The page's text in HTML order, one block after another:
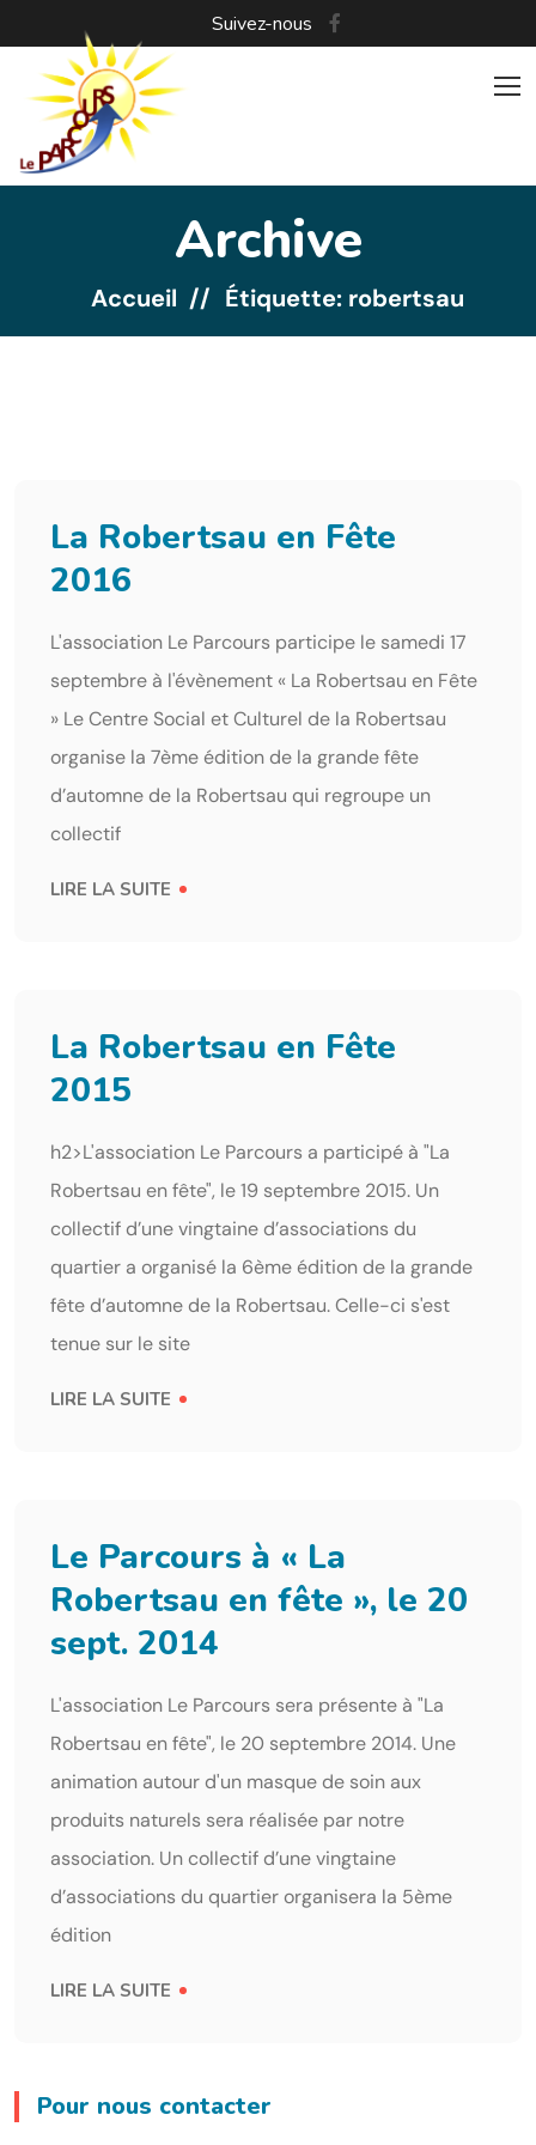
Suivez-nous
Archive
Accueil Étiquette: robertsau
La Robertsau en Fête
2016
L'association Le Parcours participe le samedi 17
septembre à l'évènement « La Robertsau en Fête
» Le Centre Social et Culturel de la Robertsau
organise la 7ème édition de la grande fête
d’automne de la Robertsau qui regroupe un
collectif
LIRE LA SUITE
La Robertsau en Fête
2015
h2>L'association Le Parcours a participé à "La
Robertsau en fête", le 19 septembre 2015. Un
collectif d’une vingtaine d’associations du
quartier a organisé la 6ème édition de la grande
fête d’automne de la Robertsau. Celle-ci s'est
tenue sur le site
LIRE LA SUITE
Le Parcours à « La
Robertsau en fête », le 20
sept. 2014
L'association Le Parcours sera présente à "La
Robertsau en fête", le 20 septembre 2014. Une
animation autour d'un masque de soin aux
produits naturels sera réalisée par notre
association. Un collectif d’une vingtaine
d’associations du quartier organisera la 5ème
édition
LIRE LA SUITE
Pour nous contacter